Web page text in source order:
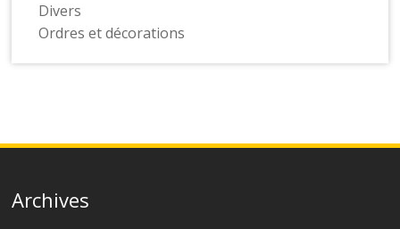
Divers
Ordres et décorations
Archives